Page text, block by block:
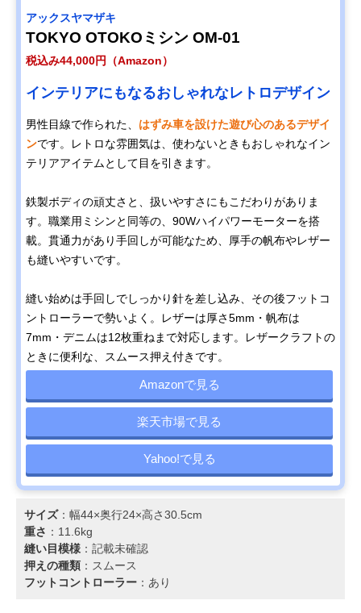
アックスヤマザキ
TOKYO OTOKOミシン OM-01
税込み44,000円（Amazon）
インテリアにもなるおしゃれなレトロデザイン
男性目線で作られた、 はずみ車を設けた遊び心のあるデザイ
ンです。レトロな雰囲気は、使わないときもおしゃれなイン
テリアアイテムとして目を引きます。
鉄製ボディの頑丈さと、扱いやすさにもこだわりがありま
す。職業用ミシンと同等の、90Wハイパワーモーターを搭
載。貫通力があり手回しが可能なため、厚手の帆布やレザー
も縫いやすいです。
縫い始めは手回しでしっかり針を差し込み、その後フットコ
ントローラーで勢いよく。レザーは厚さ5mm・帆布は
7mm・デニムは12枚重ねまで対応します。レザークラフトの
ときに便利な、スムース押え付きです。
Amazonで見る
楽天市場で見る
Yahoo!で見る
サイズ：幅44×奥行24×高さ30.5cm
重さ ：11.6kg
縫い目模様 ：記載未確認
押えの種類 ：スムース
フットコントローラー ：あり